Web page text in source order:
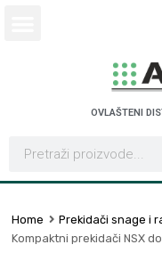
OVLAŠTENI
Home Prekidači snage i
Kompaktni prekidači NSX